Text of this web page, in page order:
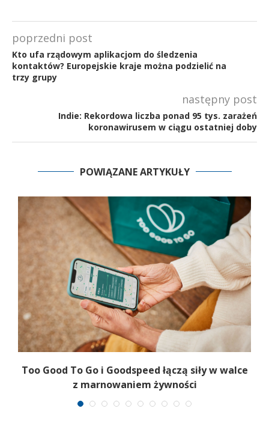
poprzedni post
Kto ufa rządowym aplikacjom do śledzenia
kontaktów? Europejskie kraje można podzielić na
trzy grupy
następny post
Indie: Rekordowa liczba ponad 95 tys. zarażeń
koronawirusem w ciągu ostatniej doby
POWIĄZANE ARTYKUŁY
Too Good To Go i Goodspeed łączą siły w walce
z marnowaniem żywności